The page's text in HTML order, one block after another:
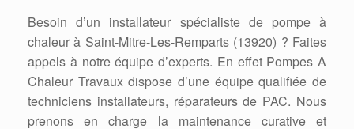
Besoin d’un installateur spécialiste de pompe à
chaleur à Saint-Mitre-Les-Remparts (13920) ? Faites
appels à notre équipe d’experts. En effet Pompes A
Chaleur Travaux dispose d’une équipe qualifiée de
techniciens installateurs, réparateurs de PAC. Nous
prenons en charge la maintenance curative et